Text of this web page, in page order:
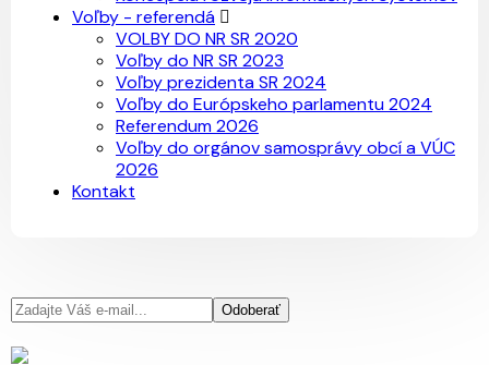
Voľby - referendá
VOLBY DO NR SR 2020
Voľby do NR SR 2023
Voľby prezidenta SR 2024
Voľby do Európskeho parlamentu 2024
Referendum 2026
Voľby do orgánov samosprávy obcí a VÚC
2026
Kontakt
Odoberať